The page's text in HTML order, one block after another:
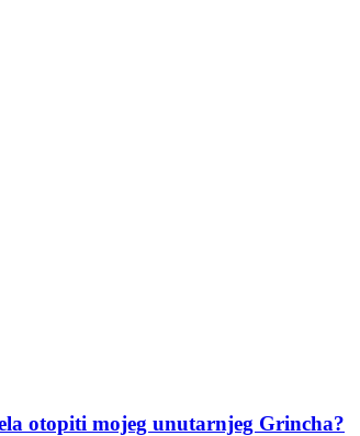
otopiti mojeg unutarnjeg Grincha?